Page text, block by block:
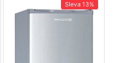
Sleva 13%